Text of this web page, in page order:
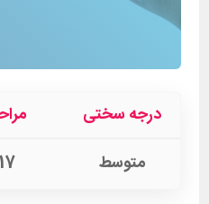
درجه سختی
متوسط
17